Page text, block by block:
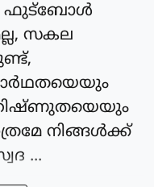
ഫുട്‌ബോള്‍
സകല
നിങ്ങള്‍ക്ക്
...